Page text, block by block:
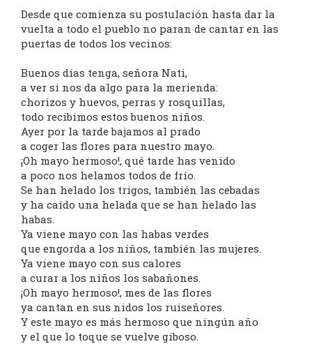
Desde que comienza su postulación hasta dar la
vuelta a todo el pueblo no paran de cantar en las
puertas de todos los vecinos:
Buenos días tenga, señora Nati,
a ver si nos da algo para la merienda:
chorizos y huevos, perras y rosquillas,
todo recibimos estos buenos niños.
Ayer por la tarde bajamos al prado
a coger las flores para nuestro mayo.
¡Oh mayo hermoso!, qué tarde has venido
a poco nos helamos todos de frío.
Se han helado los trigos, también las cebadas
y ha caído una helada que se han helado las
habas.
Ya viene mayo con las habas verdes
que engorda a los niños, también las mujeres.
Ya viene mayo con sus calores
a curar a los niños los sabañones.
¡Oh mayo hermoso!, mes de las flores
ya cantan en sus nidos los ruiseñores.
Y este mayo es más hermoso que ningún año
y el que lo toque se vuelve giboso.